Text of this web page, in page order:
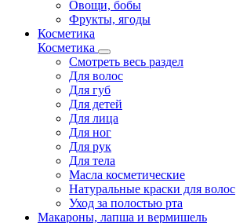
Овощи, бобы
Фрукты, ягоды
Косметика
Косметика
Смотреть весь раздел
Для волос
Для губ
Для детей
Для лица
Для ног
Для рук
Для тела
Масла косметические
Натуральные краски для волос
Уход за полостью рта
Макароны, лапша и вермишель